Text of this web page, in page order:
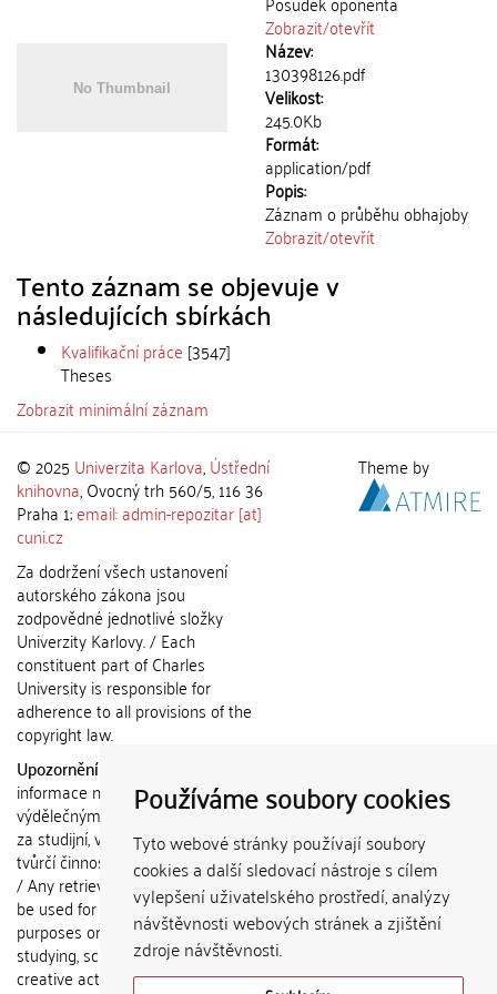
Používáme soubory cookies
Tyto webové stránky používají soubory
cookies a další sledovací nástroje s cílem
vylepšení uživatelského prostředí, analýzy
návštěvnosti webových stránek a zjištění
zdroje návštěvnosti.
Zobrazit/otevřít
Název:
130398126.pdf
Velikost:
245.0Kb
Formát:
application/pdf
Popis:
Záznam o průběhu obhajoby
Zobrazit/otevřít
Tento záznam se objevuje v
následujících sbírkách
Kvalifikační práce [3547]
Theses
Zobrazit minimální záznam
© 2025 Univerzita Karlova,Ústřední
knihovna, Ovocný trh 560/5, 116 36
Praha 1;email: admin-repozitar [at]
cuni.cz
Za dodržení všech ustanovení
autorského zákona jsou
zodpovědné jednotlivé složky
Univerzity Karlovy. / Each
constituent part of Charles
University is responsible for
adherence to all provisions of the
copyright law.
Upozornění / Notice:
informace nemohou být použity k
výdělečným účelům nebo vydávány
za studijní, vědeckou nebo jinou
tvůrčí činnost jiné osoby než autora.
/ Any retrieved information shall not
be used for any commercial
purposes or claimed as results of
studying, scientific or any other
creative activities of any person
Theme by